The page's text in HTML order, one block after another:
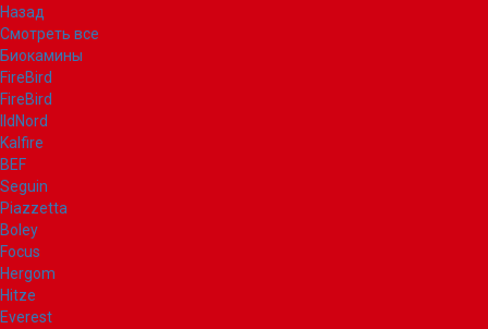
Назад
Смотреть все
Биокамины
FireBird
FireBird
IldNord
Kalfire
BEF
Seguin
Piazzetta
Boley
Focus
Hergom
Hitze
Everest